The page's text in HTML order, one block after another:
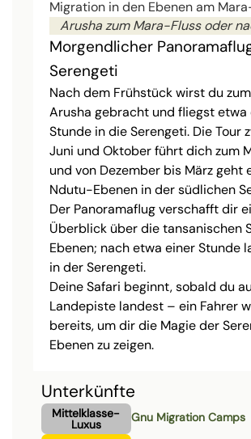
Arusha zum Mara-Fluss oder
Morgendlicher
Serengeti
Nach dem Frühstück wirst du
Arusha gebracht und fliegst etwa
Stunde in die Serengeti. Die Tour
Juni und Oktober führt dich zum
und von Dezember bis März geht
Ndutu-Ebenen in der südlichen
Der Panoramaflug verschafft dir
Überblick über die tansanischen
Ebenen; nach etwa einer Stunde
in der Serengeti.
Deine Safari beginnt, sobald du
Landepiste landest – ein Fahrer
bereits, um dir die Magie der
Ebenen zu zeigen.
Unterkünfte
Mittelklasse-
Luxus
Gnu Migration Camps